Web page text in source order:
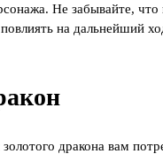
Не забывайте,
на дальнейший
дракона вам